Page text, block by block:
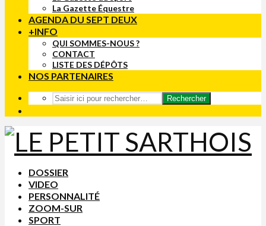
La Gazette Équestre
AGENDA DU SEPT DEUX
+INFO
QUI SOMMES-NOUS ?
CONTACT
LISTE DES DÉPÔTS
NOS PARTENAIRES
Rechercher
DOSSIER
VIDEO
PERSONNALITÉ
ZOOM-SUR
SPORT